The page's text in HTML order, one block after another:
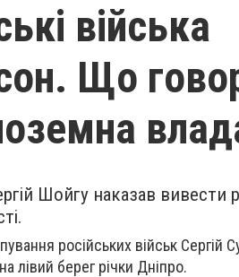
війська
Що
Шойгу наказав вивести
російських військ Сергій
лівий берег річки Дніпро.